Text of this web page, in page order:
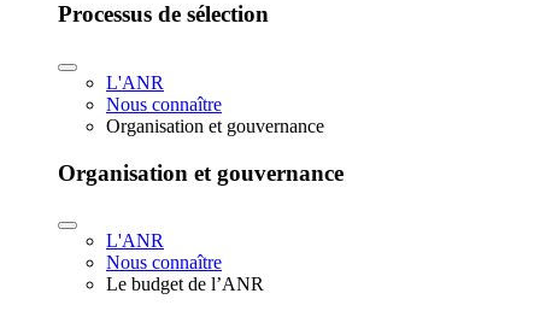
Processus de sélection
L'ANR
Nous connaître
Organisation et gouvernance
Organisation et gouvernance
L'ANR
Nous connaître
Le budget de l’ANR